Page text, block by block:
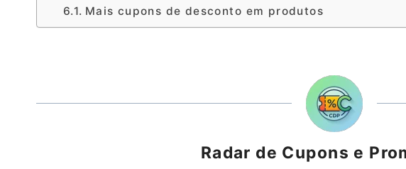
Mais cupons de desconto em produtos
Radar de Cupons e